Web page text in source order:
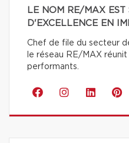
LE NOM RE/MAX EST
D'EXCELLENCE EN
Chef de file du secteur
le réseau RE/MAX
performants.